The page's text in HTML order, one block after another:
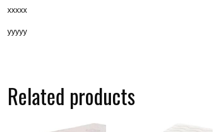
xxxxx
yyyyy
Related products